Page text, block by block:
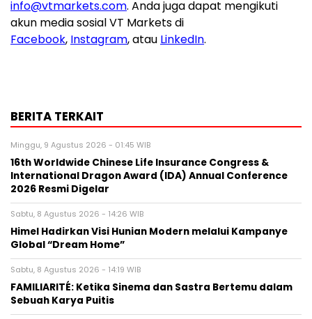
info@vtmarkets.com. Anda juga dapat mengikuti
akun media sosial VT Markets di
Facebook, Instagram, atau LinkedIn.
BERITA TERKAIT
Minggu, 9 Agustus 2026 - 01:45 WIB
16th Worldwide Chinese Life Insurance Congress &
International Dragon Award (IDA) Annual Conference
2026 Resmi Digelar
Sabtu, 8 Agustus 2026 - 14:26 WIB
Himel Hadirkan Visi Hunian Modern melalui Kampanye
Global “Dream Home”
Sabtu, 8 Agustus 2026 - 14:19 WIB
FAMILIARITÉ: Ketika Sinema dan Sastra Bertemu dalam
Sebuah Karya Puitis